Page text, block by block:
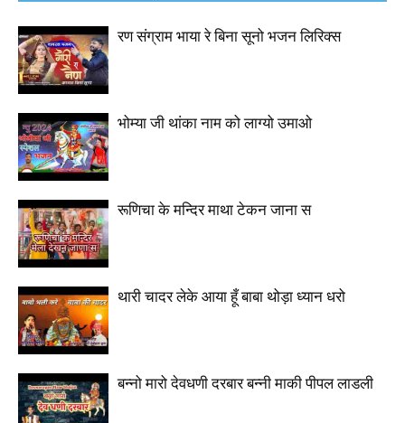
रण संग्राम भाया रे बिना सूनो भजन लिरिक्स
भोम्या जी थांका नाम को लाग्यो उमाओ
रूणिचा के मन्दिर माथा टेकन जाना स
थारी चादर लेके आया हूँ बाबा थोड़ा ध्यान धरो
बन्नो मारो देवधणी दरबार बन्नी माकी पीपल लाडली